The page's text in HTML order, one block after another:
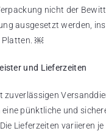
nicht der
ausgesetzt werden,
Platten. ￼
und Lieferzeiten
zuverlässigen
pünktliche und
Lieferzeiten variieren